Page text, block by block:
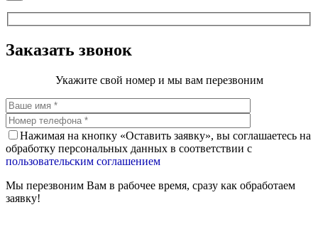
Заказать звонок
Укажите свой номер и мы вам перезвоним
Нажимая на кнопку «Оставить заявку», вы соглашаетесь на
обработку персональных данных в соответствии с
пользовательским соглашением
Мы перезвоним Вам в рабочее время, сразу как обработаем
заявку!